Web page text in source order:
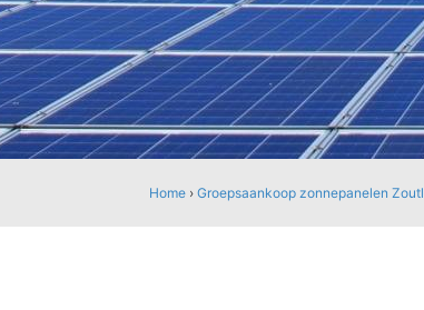
Home ›Groepsaankoop zonnepanelen